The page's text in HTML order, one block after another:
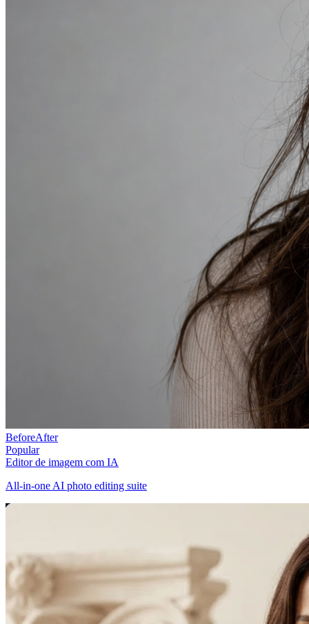
BeforeAfter
Popular
Editor de imagem com IA
All-in-one AI photo editing suite